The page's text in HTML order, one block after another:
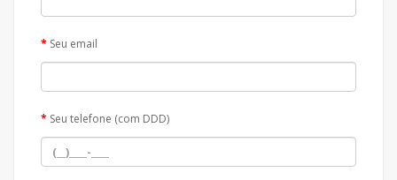
Seu email
Seu telefone (com DDD)